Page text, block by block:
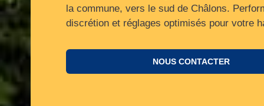
la commune, vers le sud de Châlons.
discrétion et réglages optimisés pour votre
NOUS CONTACTER